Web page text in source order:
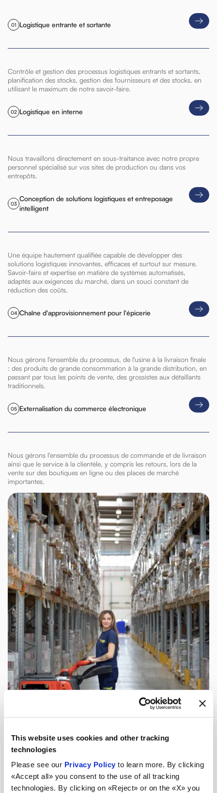
This website uses cookies and other tracking
technologies
Please see our Privacy Policy to learn more. By clicking
«Accept all» you consent to the use of all tracking
technologies. By clicking on «Reject» or on the «X» you
01 Logistique entrante et sortante
Contrôle et gestion des processus logistiques entrants et sortants,
planification des stocks, gestion des fournisseurs et des stocks, en
utilisant le maximum de notre savoir-faire.
02 Logistique en interne
Nous travaillons directement en sous-traitance avec notre propre
personnel spécialisé sur vos sites de production ou dans vos
entrepôts.
03
Conception de solutions logistiques et entreposage
intelligent
Une équipe hautement qualifiée capable de développer des
solutions logistiques innovantes, efficaces et surtout sur mesure.
Savoir-faire et expertise en matière de systèmes automatisés,
adaptés aux exigences du marché, dans un souci constant de
réduction des coûts.
04 Chaîne d'approvisionnement pour l'épicerie
Nous gérons l'ensemble du processus, de l'usine à la livraison finale
: des produits de grande consommation à la grande distribution, en
passant par tous les points de vente, des grossistes aux détaillants
traditionnels.
05 Externalisation du commerce électronique
Nous gérons l'ensemble du processus de commande et de livraison
ainsi que le service à la clientèle, y compris les retours, lors de la
vente sur des boutiques en ligne ou des places de marché
importantes.